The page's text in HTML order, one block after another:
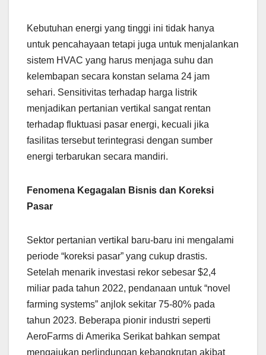
Kebutuhan energi yang tinggi ini tidak hanya
untuk pencahayaan tetapi juga untuk menjalankan
sistem HVAC yang harus menjaga suhu dan
kelembapan secara konstan selama 24 jam
sehari. Sensitivitas terhadap harga listrik
menjadikan pertanian vertikal sangat rentan
terhadap fluktuasi pasar energi, kecuali jika
fasilitas tersebut terintegrasi dengan sumber
energi terbarukan secara mandiri.
Fenomena Kegagalan Bisnis dan Koreksi
Pasar
Sektor pertanian vertikal baru-baru ini mengalami
periode “koreksi pasar” yang cukup drastis.
Setelah menarik investasi rekor sebesar $2,4
miliar pada tahun 2022, pendanaan untuk “novel
farming systems” anjlok sekitar 75-80% pada
tahun 2023. Beberapa pionir industri seperti
AeroFarms di Amerika Serikat bahkan sempat
mengajukan perlindungan kebangkrutan akibat